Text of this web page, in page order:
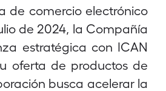
de comercio electrónico
de 2024, la Compañía
estratégica con ICAN
oferta de productos de
busca acelerar la